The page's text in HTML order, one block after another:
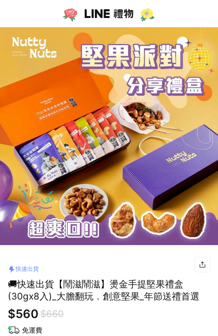
快速出貨
🚚快速出貨【鬧滋鬧滋】燙金手提堅果禮盒
(30gx8入)_大膽翻玩．創意堅果_年節送禮首選
$560 $660
免運費